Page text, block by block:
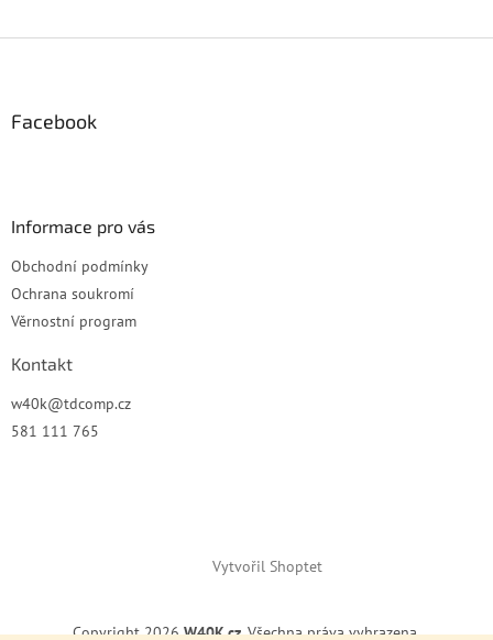
Facebook
Informace pro vás
Obchodní podmínky
Ochrana soukromí
Věrnostní program
Kontakt
w40k@tdcomp.cz
581 111 765
Vytvořil Shoptet
Copyright 2026W40K.cz. Všechna práva vyhrazena.